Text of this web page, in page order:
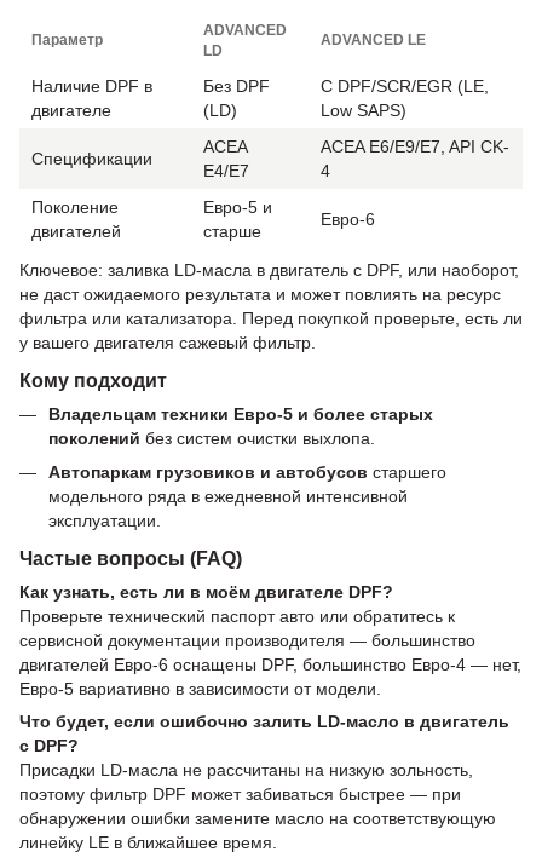
Параметр
ADVANCED
LD
ADVANCED LE
Наличие DPF в
двигателе
Без DPF
(LD)
С DPF/SCR/EGR (LE,
Low SAPS)
Спецификации
ACEA
E4/E7
ACEA E6/E9/E7, API CK-
4
Поколение
двигателей
Евро-5 и
старше
Евро-6
Ключевое: заливка LD-масла в двигатель с DPF, или наоборот,
не даст ожидаемого результата и может повлиять на ресурс
фильтра или катализатора. Перед покупкой проверьте, есть ли
у вашего двигателя сажевый фильтр.
Кому подходит
Владельцам техники Евро-5 и более старых
поколений без систем очистки выхлопа.
Автопаркам грузовиков и автобусов старшего
модельного ряда в ежедневной интенсивной
эксплуатации.
Частые вопросы (FAQ)
Как узнать, есть ли в моём двигателе DPF?
Проверьте технический паспорт авто или обратитесь к
сервисной документации производителя — большинство
двигателей Евро-6 оснащены DPF, большинство Евро-4 — нет,
Евро-5 вариативно в зависимости от модели.
Что будет, если ошибочно залить LD-масло в двигатель
с DPF?
Присадки LD-масла не рассчитаны на низкую зольность,
поэтому фильтр DPF может забиваться быстрее — при
обнаружении ошибки замените масло на соответствующую
линейку LE в ближайшее время.